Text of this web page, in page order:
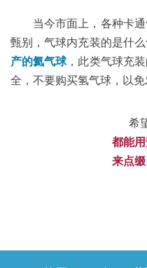
当今市面上，各种卡
甄别，气球内充装的是什
产的氦气球，此类气球充
全，不要购买氢气球，以免
希
都能
来点